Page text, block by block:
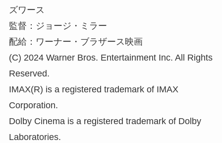
ズワース
監督：ジョージ・ミラー
配給：ワーナー・ブラザース映画
(C) 2024 Warner Bros. Entertainment Inc. All Rights
Reserved.
IMAX(R) is a registered trademark of IMAX
Corporation.
Dolby Cinema is a registered trademark of Dolby
Laboratories.